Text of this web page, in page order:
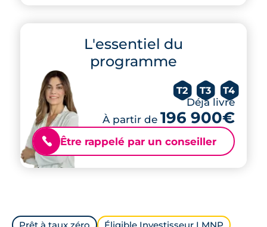
L'essentiel du
programme
T2 T3 T4
Déjà livré
À partir de 196 900€
📞 Être rappelé par un conseiller